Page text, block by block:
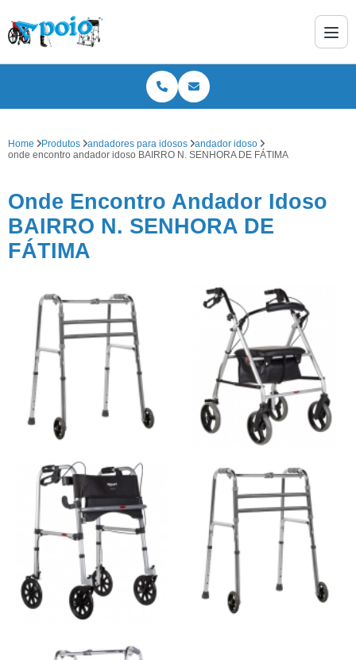
Home Produtos andadores para idosos
andador idoso
onde encontro andador idoso BAIRRO N. SENHORA DE FÁTIMA
Onde Encontro Andador Idoso
BAIRRO N. SENHORA DE
FÁTIMA